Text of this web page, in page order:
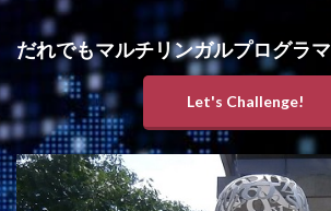
だれでもマルチリンガルプログラマ
Let's Challenge!